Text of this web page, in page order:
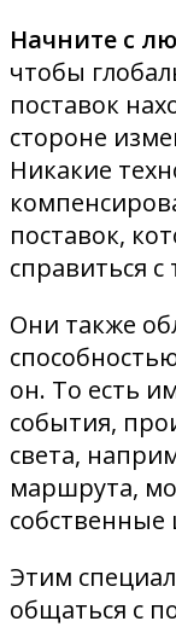
Начните с
чтобы
поставок
стороне
Никакие
поставок,
справиться
Они также
он. То есть
события,
света,
маршрута,
собственные
Этим
общаться с